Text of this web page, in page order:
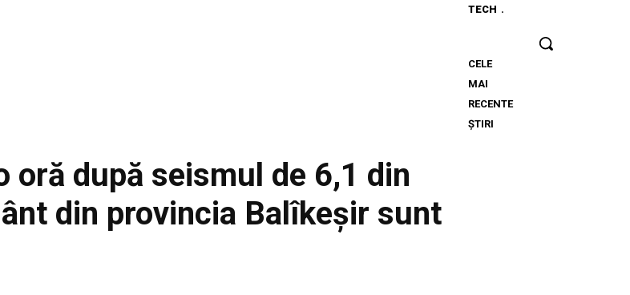
TECH
CELE
MAI
RECENTE
ȘTIRI
după seismul de 6,1 din
din provincia Balîkeșir sunt